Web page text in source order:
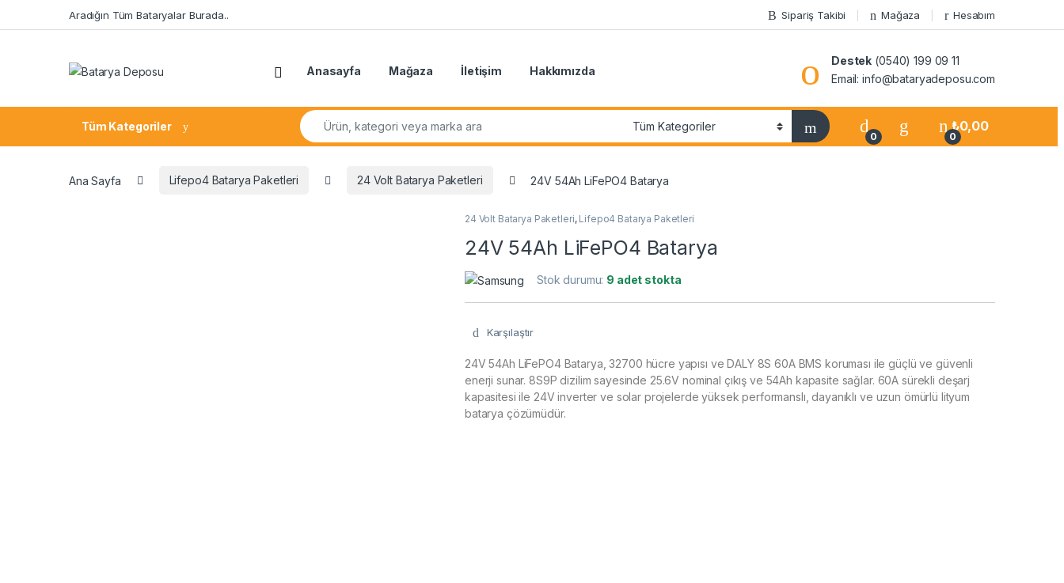
Aradığın Tüm Bataryalar Burada.. Sipariş Takibi Mağaza Hesabım
Open Anasayfa Mağaza İletişim Hakkımızda
Destek (0540) 199 09 11
Email: info@bataryadeposu.com
Tüm Kategoriler
Search for:
0 0
₺0,00
Ana Sayfa Lifepo4 Batarya Paketleri 24 Volt Batarya Paketleri 24V 54Ah LiFePO4 Batarya
24 Volt Batarya Paketleri, Lifepo4 Batarya Paketleri
24V 54Ah LiFePO4 Batarya
Stok durumu: 9 adet stokta
Karşılaştır
24V 54Ah LiFePO4 Batarya, 32700 hücre yapısı ve DALY 8S 60A BMS koruması ile güçlü ve güvenli
enerji sunar. 8S9P dizilim sayesinde 25.6V nominal çıkış ve 54Ah kapasite sağlar. 60A sürekli deşarj
kapasitesi ile 24V inverter ve solar projelerde yüksek performanslı, dayanıklı ve uzun ömürlü lityum
batarya çözümüdür.